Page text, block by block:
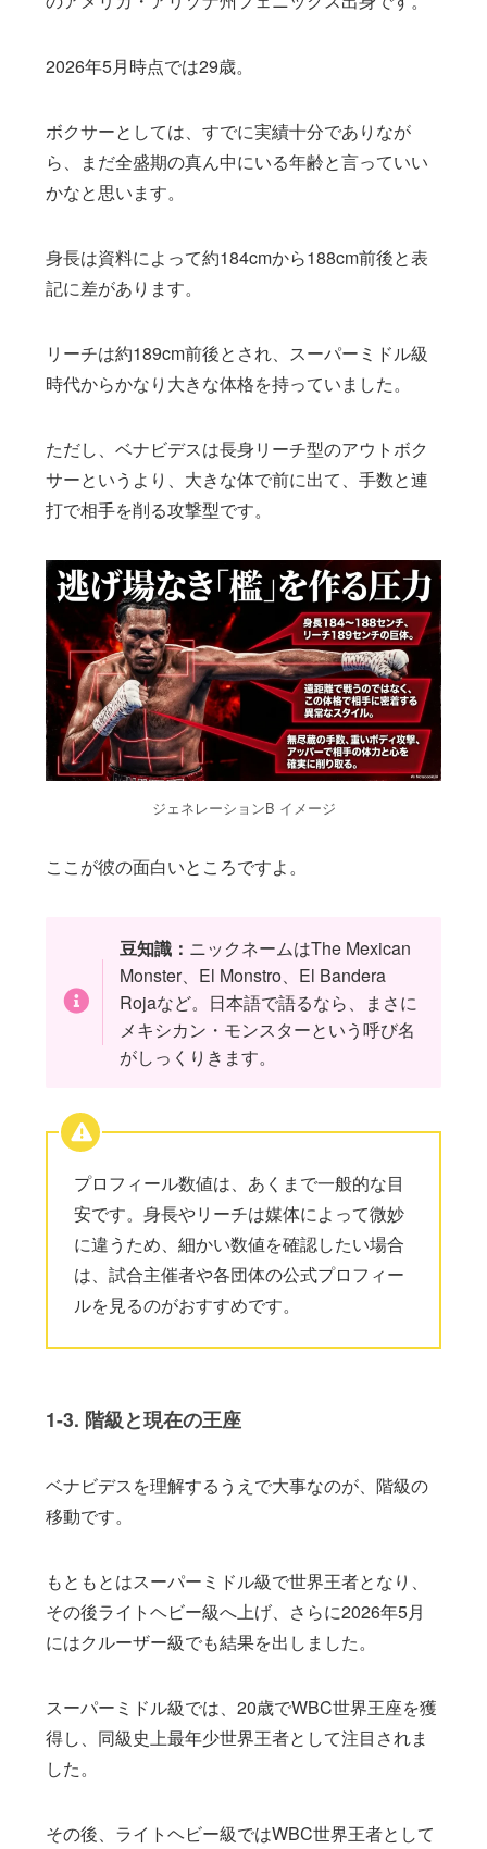
2026年5月時点では29歳。
ボクサーとしては、すでに実績十分でありなが
ら、まだ全盛期の真ん中にいる年齢と言っていい
かなと思います。
身長は資料によって約184cmから188cm前後と表
記に差があります。
リーチは約189cm前後とされ、スーパーミドル級
時代からかなり大きな体格を持っていました。
ただし、ベナビデスは長身リーチ型のアウトボク
サーというより、大きな体で前に出て、手数と連
打で相手を削る攻撃型です。
ジェネレーションB イメージ
ここが彼の面白いところですよ。
豆知識： ニックネームはThe Mexican
Monster、El Monstro、El Bandera
Rojaなど。日本語で語るなら、まさに
メキシカン・モンスターという呼び名
がしっくりきます。
プロフィール数値は、あくまで一般的な目
安です。身長やリーチは媒体によって微妙
に違うため、細かい数値を確認したい場合
は、試合主催者や各団体の公式プロフィー
ルを見るのがおすすめです。
1-3. 階級と現在の王座
ベナビデスを理解するうえで大事なのが、階級の
移動です。
もともとはスーパーミドル級で世界王者となり、
その後ライトヘビー級へ上げ、さらに2026年5月
にはクルーザー級でも結果を出しました。
スーパーミドル級では、20歳でWBC世界王座を獲
得し、同級史上最年少世界王者として注目されま
した。
その後、ライトヘビー級ではWBC世界王者として